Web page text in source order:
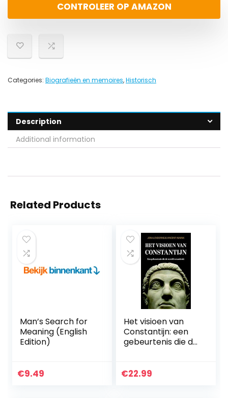
CONTROLEER OP AMAZON
Categories: Biografieën en memoires,Historisch
Description
Additional information
Related Products
Man’s Search for
Meaning (English
Edition)
€9.49
Het visioen van
Constantijn: een
gebeurtenis die de
€22.99